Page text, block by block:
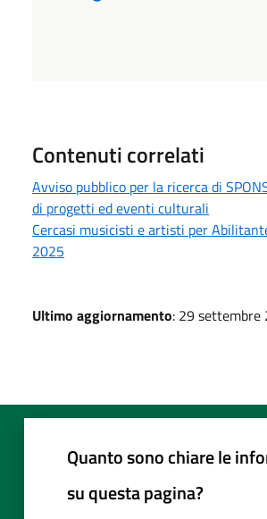
Contenuti correlati
Avviso pubblico per la ricerca di
di progetti ed eventi culturali
Cercasi musicisti e artisti per
2025
Ultimo aggiornamento: 29 settembre
Quanto sono chiare le
su questa pagina?